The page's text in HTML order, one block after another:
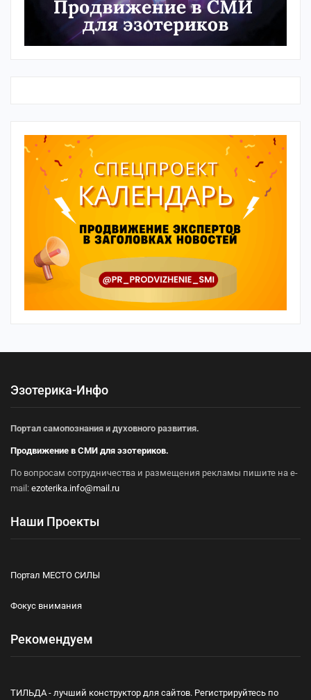
Эзотерика-Инфо
Портал самопознания и духовного развития.
Продвижение в СМИ для эзотериков.
По вопросам сотрудничества и размещения рекламы пишите на e-
mail: ezoterika.info@mail.ru
Наши Проекты
Портал МЕСТО СИЛЫ
Фокус внимания
Рекомендуем
ТИЛЬДА - лучший конструктор для сайтов. Регистрируйтесь по